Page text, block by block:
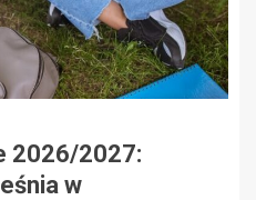
2026/2027:
w